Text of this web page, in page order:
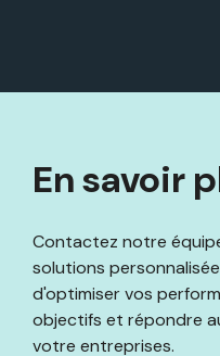
En savoir
Contactez notre
solutions
d'optimiser vos
objectifs et répondre
votre entreprises.